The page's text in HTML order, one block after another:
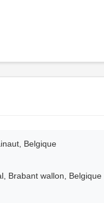
Belgique
Brabant wallon, Belgique